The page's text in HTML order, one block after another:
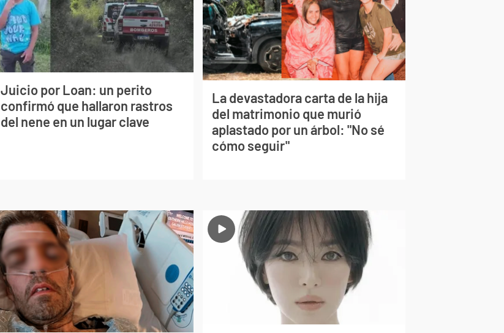
Juicio por Loan: un perito
confirmó que hallaron rastros
del nene en un lugar clave
La devastadora carta de la hija
del matrimonio que murió
aplastado por un árbol: "No sé
cómo seguir"